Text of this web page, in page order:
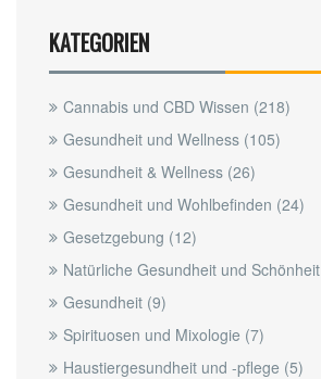
KATEGORIEN
Cannabis und CBD Wissen (218)
Gesundheit und Wellness (105)
Gesundheit & Wellness (26)
Gesundheit und Wohlbefinden (24)
Gesetzgebung (12)
Natürliche Gesundheit und Schönheit
Gesundheit (9)
Spirituosen und Mixologie (7)
Haustiergesundheit und -pflege (5)